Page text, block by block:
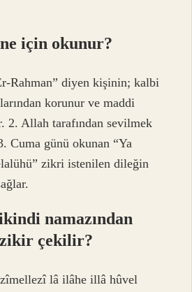
için okunur?
Rahman” diyen kişinin; kalbi
korunur ve maddi
2. Allah tarafından sevilmek
Cuma günü okunan “Ya
zikri istenilen dileğin
namazından
çekilir?
lâ ilâhe illâ hûvel